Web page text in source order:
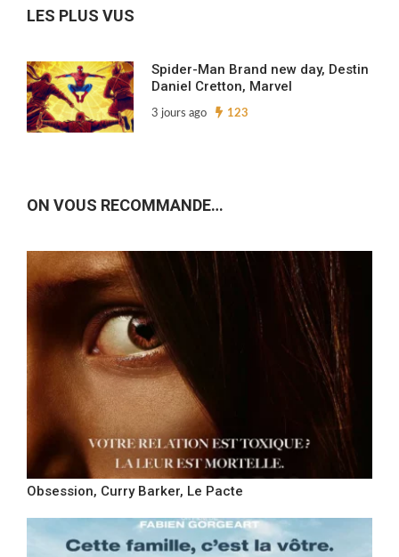
LES PLUS VUS
Spider-Man Brand new day, Destin
Daniel Cretton, Marvel
3 jours ago 123
ON VOUS RECOMMANDE…
Obsession, Curry Barker, Le Pacte